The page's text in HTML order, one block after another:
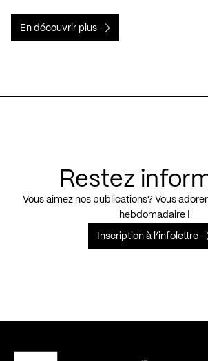
En découvrir plus
Restez
Vous aimez nos publications? Vous
hebdomadaire !
Inscription à l’infolettre